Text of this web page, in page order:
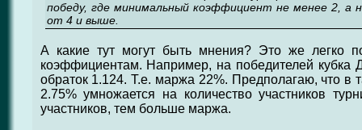
победу, где минимальный коэффициент не менее 2, а
от 4 и выше.
А какие тут могут быть мнения? Это же легко
коэффициентам. Например, на победителей кубка
обраток 1.124. Т.е. маржа 22%. Предполагаю, что в
2.75% умножается на количество участников
участников, тем больше маржа.